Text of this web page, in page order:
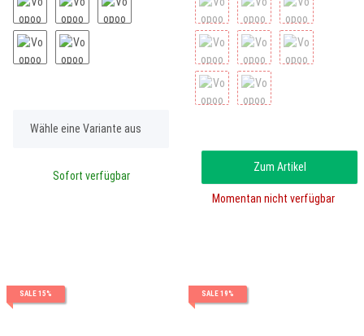
x
Wähle eine Variante aus
Sofort verfügbar
Zum Artikel
Momentan nicht verfügbar
SALE 15% SALE 19%